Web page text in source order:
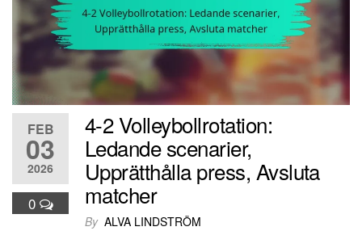
FEB
03
2026
0
4-2 Volleybollrotation:
Ledande scenarier,
Upprätthålla press, Avsluta
matcher
By ALVA LINDSTRÖM